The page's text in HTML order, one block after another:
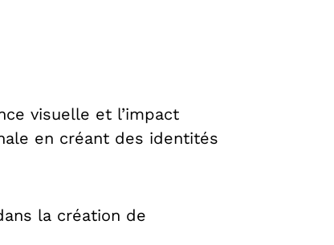
visuelle et l’impact
en créant des identités
la création de